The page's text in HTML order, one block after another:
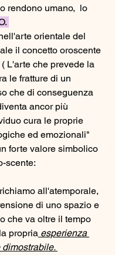
rendono umano,  lo
orientale del
il concetto oroscente
L'arte che prevede la
le fratture di un
che di conseguenza
ancor più
cura le proprie
ed emozionali"
forte valore simbolico
scente:
all'atemporale,
di uno spazio e
che va oltre il tempo
propria esperienza